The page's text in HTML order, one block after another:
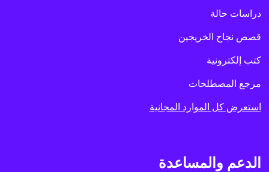
دراسات حالة
قصص نجاح الخريجين
كتب إلكترونية
مرجع المصطلحات
استعرض كل الموارد المجانية
الدعم والمساعدة